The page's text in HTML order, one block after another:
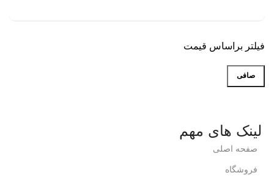
فیلتر براساس قیمت
صافی
لینک های مهم
صفحه اصلی
فروشگاه